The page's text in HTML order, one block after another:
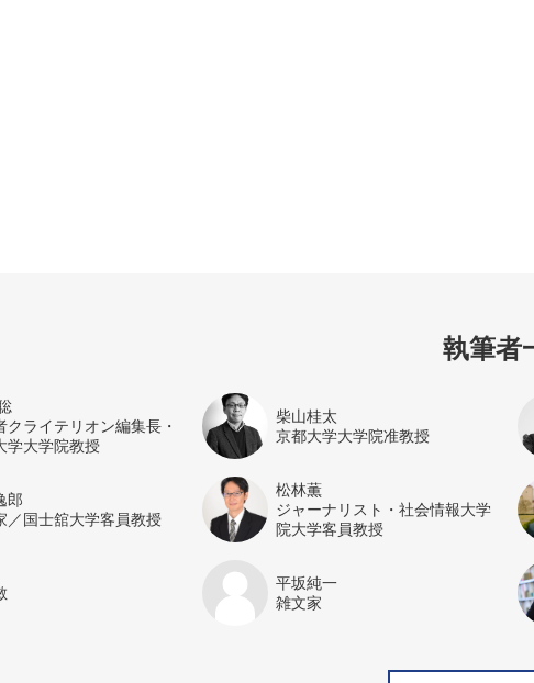
執筆者
クライテリオン編集長・
学大学院教授
柴山桂太
京都大学大学院准教授
郎
／国士舘大学客員教授
松林薫
ジャーナリスト・社会情報大学
院大学客員教授
平坂純一
雑文家